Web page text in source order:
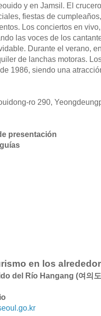
y en Jamsil. El
fiestas de
Los conciertos en
las voces de los
Durante el verano,
de lanchas motoras.
1986, siendo una
ro 290,
presentación
en los
del Río Hangang (여의